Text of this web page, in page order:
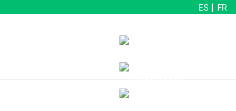
ES FR